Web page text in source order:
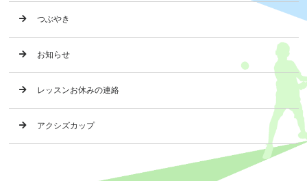
つぶやき
お知らせ
レッスンお休みの連絡
アクシズカップ